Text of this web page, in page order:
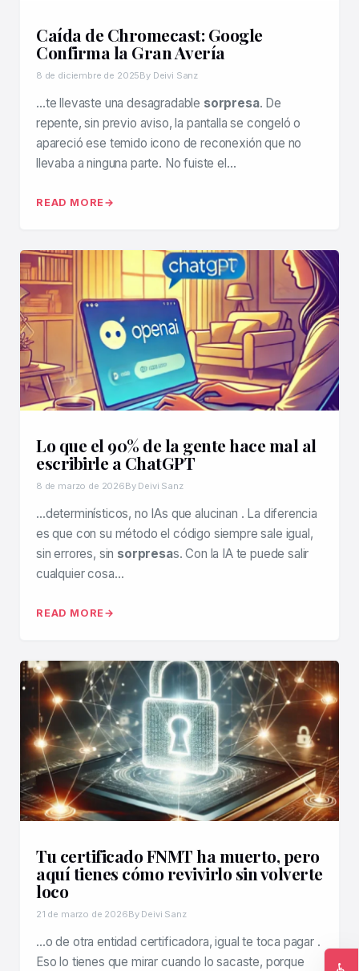
Caída de Chromecast: Google
Confirma la Gran Avería
8 de diciembre de 2025By Deivi Sanz
…te llevaste una desagradable sorpresa. De
repente, sin previo aviso, la pantalla se congeló o
apareció ese temido icono de reconexión que no
llevaba a ninguna parte. No fuiste el…
READ MORE
Lo que el 90% de la gente hace mal al
escribirle a ChatGPT
8 de marzo de 2026By Deivi Sanz
…determinísticos, no IAs que alucinan . La diferencia
es que con su método el código siempre sale igual,
sin errores, sin sorpresas. Con la IA te puede salir
cualquier cosa…
READ MORE
Tu certificado FNMT ha muerto, pero
aquí tienes cómo revivirlo sin volverte
loco
21 de marzo de 2026By Deivi Sanz
…o de otra entidad certificadora, igual te toca pagar .
Eso lo tienes que mirar cuando lo sacaste, porque